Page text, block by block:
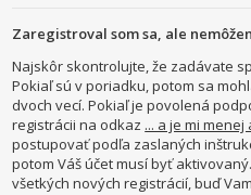
Zaregistroval som sa, ale
Najskôr skontrolujte, že zadávate
Pokiaľ sú v poriadku, potom sa
dvoch vecí. Pokiaľ je povolená
registrácii na odkaz ... a je mi
postupovať podľa zaslaných
potom Váš účet musí byť
všetkých nových registrácií, buď